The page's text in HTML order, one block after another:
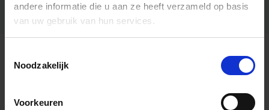
andere informatie die u aan ze heeft verzameld op basis
van uw gebruik van hun services.
Noodzakelijk
Voorkeuren
Algemene informatie